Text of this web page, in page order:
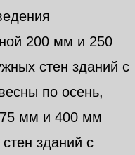
200 мм и 250
стен зданий с
по осень,
мм и 400 мм
зданий с